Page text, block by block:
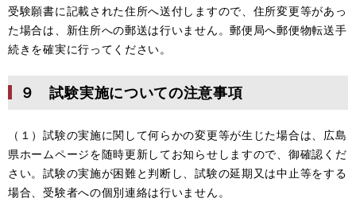
受験願書に記載された住所へ送付しますので、住所変更等があっ
た場合は、新住所への郵送は行いません。郵便局へ郵便物転送手
続きを確実に行ってください。
９ 試験実施についての注意事項
（１）試験の実施に関して何らかの変更等が生じた場合は、広島
県ホームページを随時更新してお知らせしますので、御確認くだ
さい。試験の実施が困難と判断し、試験の延期又は中止等をする
場合、受験者への個別連絡は行いません。